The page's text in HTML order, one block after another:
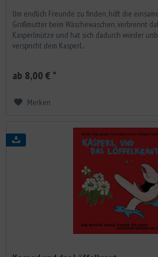
Um endlich Freunde zu finden, hilft die
Großmutter beim Wäschewaschen, verbrennt
Kasperlmütze und hat sich dadurch wieder
verspricht dem Kasperl...
ab 8,00 € *
Merken